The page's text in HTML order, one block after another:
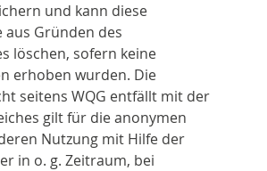
und kann diese
aus Gründen des
löschen, sofern keine
erhoben wurden. Die
seitens WQG entfällt mit der
gilt für die anonymen
Nutzung mit Hilfe der
in o. g. Zeitraum, bei